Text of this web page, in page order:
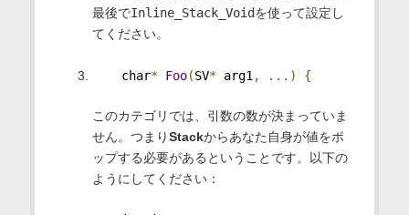
最後でInline_Stack_Voidを使って設定し
てください。
char* Foo(SV* arg1 , ...) {
このカテゴリでは、引数の数が決まっていま
せん。つまりStackからあなた自身が値をポ
ップする必要があるということです。以下の
ようにしてください：